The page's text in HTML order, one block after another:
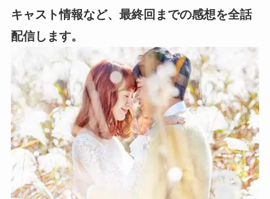
キャスト情報など、最終回までの感想を全話
配信します。